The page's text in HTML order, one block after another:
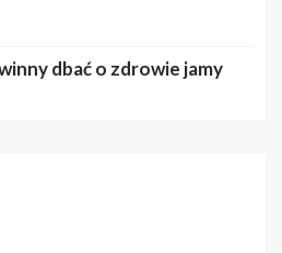
dbać o zdrowie jamy